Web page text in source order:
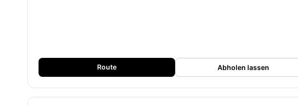
Route Abholen lassen